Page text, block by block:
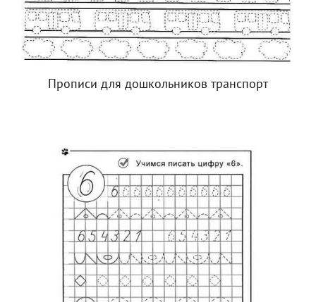
Прописи для дошкольников транспорт